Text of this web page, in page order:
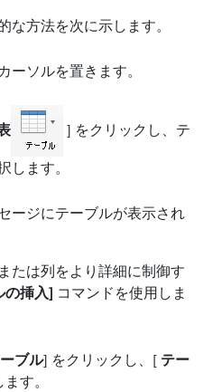
な方法を次に示します。
ーソルを置きます。
] をクリックし、テ
します。
ージにテーブルが表示され
たは列をより詳細に制御す
の挿入] コマンドを使用しま
ブル] をクリックし、[ テー
す。